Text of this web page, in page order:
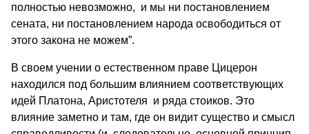
полностью невозможно, и мы ни постановлением
сената, ни постановлением народа освободиться от
этого закона не можем”.
В своем учении о естественном праве Цицерон
находился под большим влиянием соответствующих
идей Платона, Аристотеля и ряда стоиков. Это
влияние заметно и там, где он видит существо и смысл